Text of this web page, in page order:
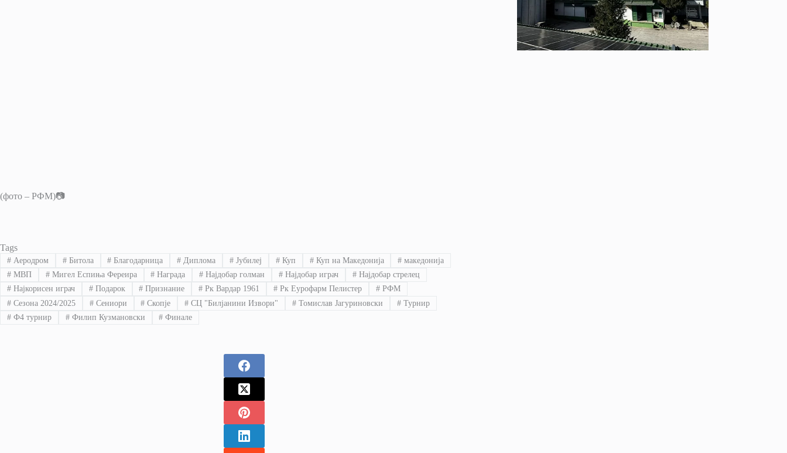
(фото – РФМ)📷
Tags
#Аеродром #Битола # Благодарница # Диплома # Јубилеј #Куп #Куп на Македонија # македонија
#МВП #Мигел Еспиња Фереира # Награда # Најдобар голман # Најдобар играч #Најдобар стрелец
#Најкорисен играч #Подарок # Признание # Рк Вардар 1961 # Рк Еурофарм Пелистер #РФМ
#Сезона 2024/2025 #Сениори # Скопје # СЦ "Билјанини Извори" # Томислав Јагуриновски #Турнир
#Ф4 турнир #Филип Кузмановски # Финале